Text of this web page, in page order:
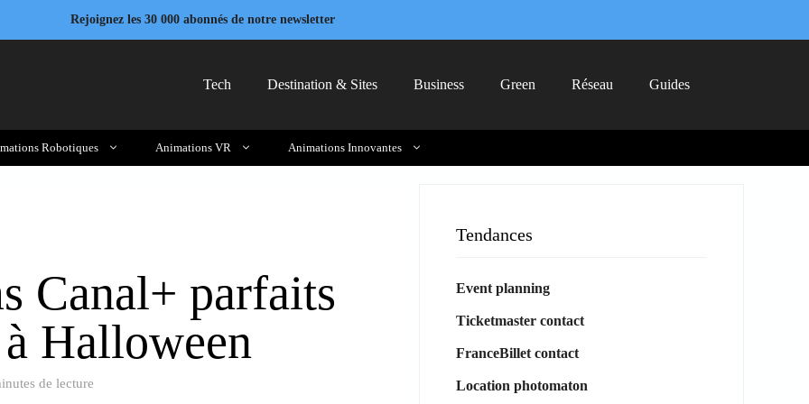
Rejoignez les 30 000 abonnés de notre newsletter
Tech Destination & Sites Business Green Réseau Guides
Robotiques Animations VR Animations Innovantes
Canal+ parfaits
Halloween
de lecture
Tendances
Event planning
Ticketmaster contact
FranceBillet contact
Location photomaton